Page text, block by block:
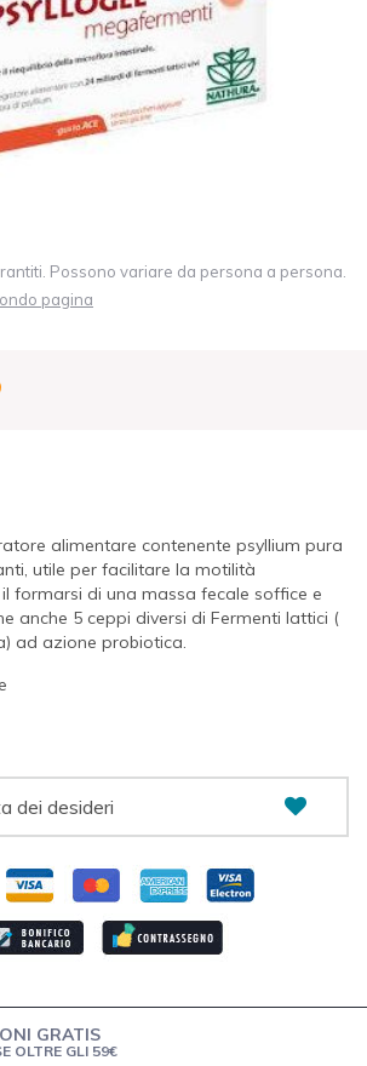
Possono variare da persona a persona.
pagina
alimentare contenente psyllium pura
utile per facilitare la motilità
formarsi di una massa fecale soffice e
anche 5 ceppi diversi di Fermenti lattici (
ad azione probiotica.
dei desideri
GRATIS
OLTRE GLI 59€